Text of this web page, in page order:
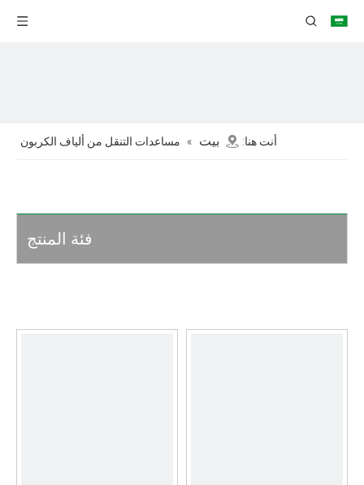
أنت هنا: بيت » مساعدات التنقل من ألياف الكربون
فئة المنتج